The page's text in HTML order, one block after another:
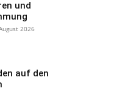
und
2026
auf den